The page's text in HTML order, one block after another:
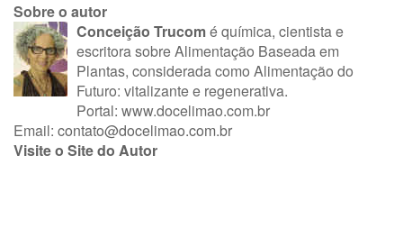
Sobre o autor
Conceição Trucomé química, cientista e
escritora sobre Alimentação Baseada em
Plantas, considerada como Alimentação do
Futuro: vitalizante e regenerativa.
Portal: www.docelimao.com.br
Email: contato@docelimao.com.br
Visite o Site do Autor